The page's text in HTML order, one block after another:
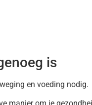
is
en voeding nodig.